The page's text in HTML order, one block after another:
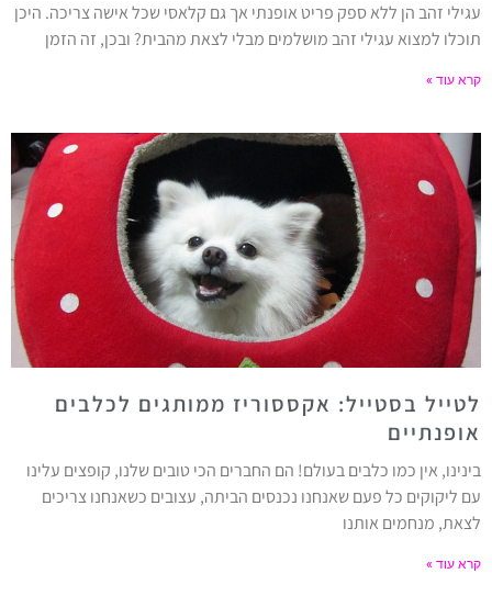
עגילי זהב הן ללא ספק פריט אופנתי אך גם קלאסי שכל אישה צריכה. היכן
תוכלו למצוא עגילי זהב מושלמים מבלי לצאת מהבית? ובכן, זה הזמן
קרא עוד »
לטייל בסטייל: אקססוריז ממותגים לכלבים
אופנתיים
בינינו, אין כמו כלבים בעולם! הם החברים הכי טובים שלנו, קופצים עלינו
עם ליקוקים כל פעם שאנחנו נכנסים הביתה, עצובים כשאנחנו צריכים
לצאת, מנחמים אותנו
קרא עוד »